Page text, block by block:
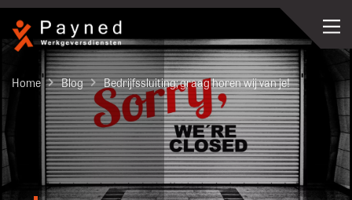
Home Blog Bedrijfssluiting; graag horen wij van je!